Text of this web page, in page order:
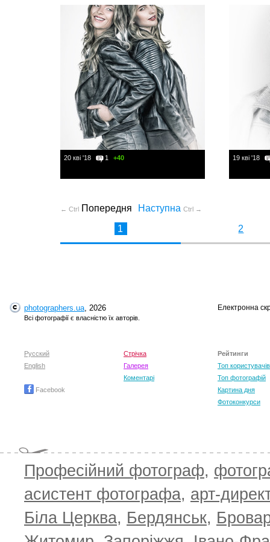
20 кві '18 1 +40 19 кві '18
← Ctrl Попередня Наступна Ctrl →
1 2
photographers.ua, 2026
Всі фотографії є власністю їх авторів.
Електронна
Русский
English
Facebook
Стрічка
Галерея
Коментарі
Рейтинги
Топ користувачів
Топ фотографій
Картина дня
Фотоконкурси
Професійний фотограф,
асистент фотографа, арт-
Біла Церква, Бердянськ,